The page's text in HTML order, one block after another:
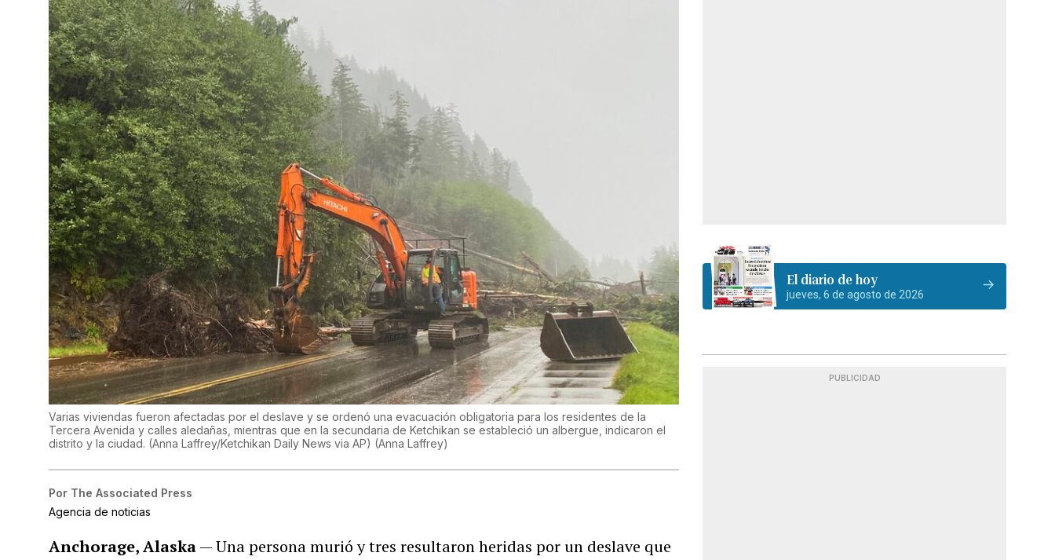
Varias viviendas fueron afectadas por el deslave y se ordenó una evacuación obligatoria para los residentes de la
Tercera Avenida y calles aledañas, mientras que en la secundaria de Ketchikan se estableció un albergue, indicaron el
distrito y la ciudad. (Anna Laffrey/Ketchikan Daily News via AP) (Anna Laffrey)
Por The Associated Press
Agencia de noticias
Anchorage, Alaska— Una persona murió y tres resultaron heridas por un deslave que
El diario de hoy
jueves, 6 de agosto de 2026
PUBLICIDAD